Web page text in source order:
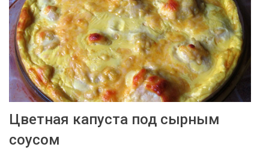
Цветная капуста под сырным
соусом